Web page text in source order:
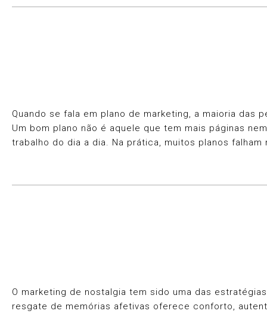
Quando se fala em plano de marketing, a maioria
Um bom plano não é aquele que tem mais páginas
trabalho do dia a dia. Na prática, muitos planos
O marketing de nostalgia tem sido uma das
resgate de memórias afetivas oferece conforto,